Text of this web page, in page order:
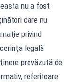
nu a fost
care nu
privind
legală
prevăzută de
referitoare